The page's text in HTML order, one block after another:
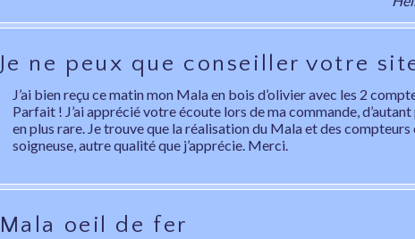
Je ne peux que conseiller votre
J’ai bien reçu ce matin mon Mala en bois d’olivier avec les 2
Parfait ! J’ai apprécié votre écoute lors de ma commande, d’autant
en plus rare. Je trouve que la réalisation du Mala et des
soigneuse, autre qualité que j’apprécie. Merci.
Mala oeil de fer